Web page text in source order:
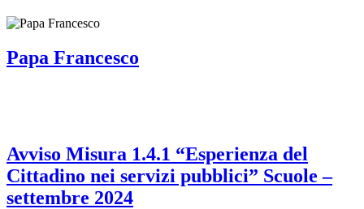
Papa Francesco
Avviso Misura 1.4.1 “Esperienza del
Cittadino nei servizi pubblici” Scuole –
settembre 2024